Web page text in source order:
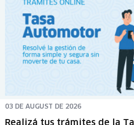
03 DE AUGUST DE 2026
Realizá tus trámites de la